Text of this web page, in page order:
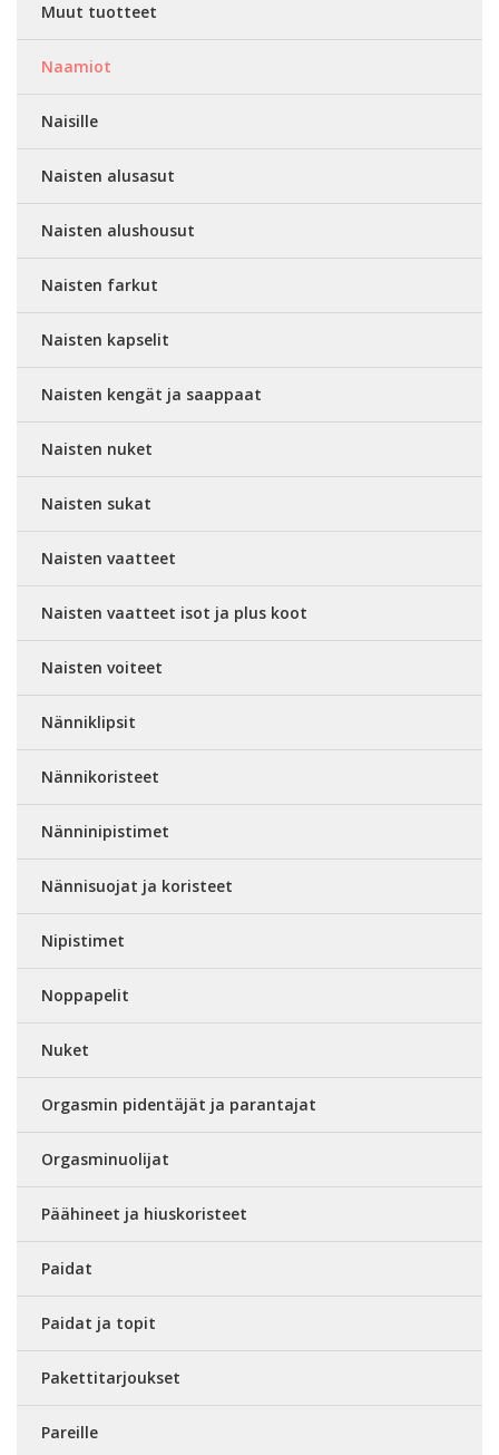
Muut tuotteet
Naamiot
Naisille
Naisten alusasut
Naisten alushousut
Naisten farkut
Naisten kapselit
Naisten kengät ja saappaat
Naisten nuket
Naisten sukat
Naisten vaatteet
Naisten vaatteet isot ja plus koot
Naisten voiteet
Nänniklipsit
Nännikoristeet
Nänninipistimet
Nännisuojat ja koristeet
Nipistimet
Noppapelit
Nuket
Orgasmin pidentäjät ja parantajat
Orgasminuolijat
Päähineet ja hiuskoristeet
Paidat
Paidat ja topit
Pakettitarjoukset
Pareille